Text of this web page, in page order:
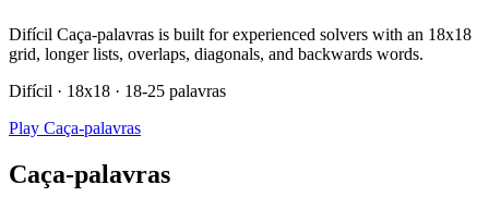
Difícil Caça-palavras is built for experienced solvers with an 18x18
grid, longer lists, overlaps, diagonals, and backwards words.
Difícil · 18x18 · 18-25 palavras
Play Caça-palavras
Caça-palavras